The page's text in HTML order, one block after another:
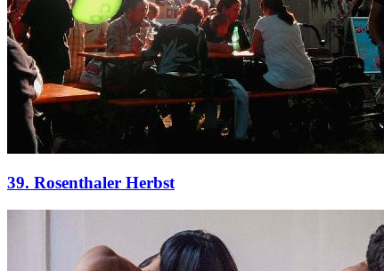
39. Rosenthaler Herbst